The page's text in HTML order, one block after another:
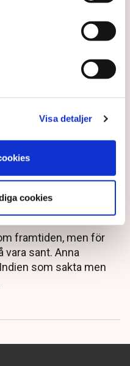
Visa detaljer
cookies
framtiden, men för
sant. Anna
som sakta men